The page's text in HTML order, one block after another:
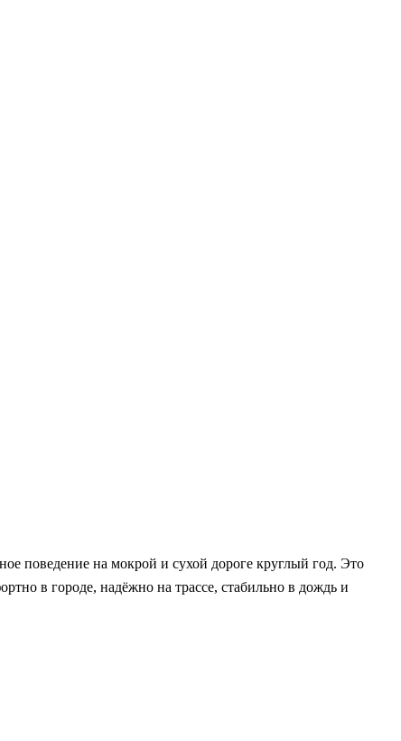
поведение на мокрой и сухой дороге круглый год. Это
в городе, надёжно на трассе, стабильно в дождь и